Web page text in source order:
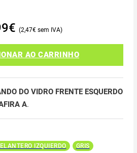
€ 2,47€
AO CARRINHO
DO VIDRO FRENTE ESQUERDO
A.
IZQUIERDO
GRIS